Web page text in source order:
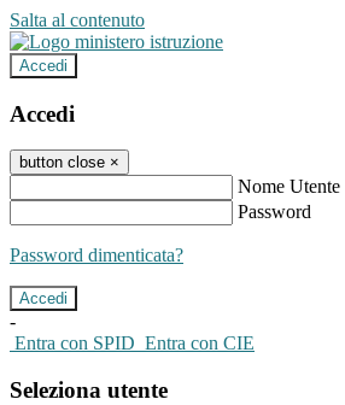
Salta al contenuto
Accedi
Accedi
button close ×
Nome Utente
Password
Password dimenticata?
-
Entra con SPID Entra con CIE
Seleziona utente